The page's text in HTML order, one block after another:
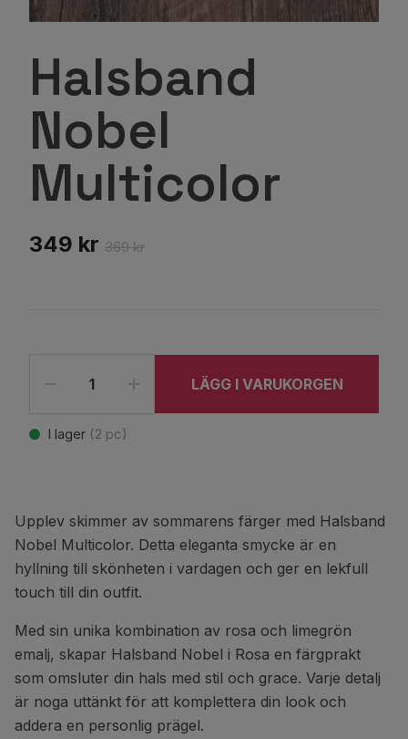
Halsband
Nobel
Multicolor
349 kr 369 kr
LÄGG I VARUKORGEN
I lager (2 pc)
Upplev skimmer av sommarens färger med Halsband
Nobel Multicolor. Detta eleganta smycke är en
hyllning till skönheten i vardagen och ger en lekfull
touch till din outfit.
Med sin unika kombination av rosa och limegrön
emalj, skapar Halsband Nobel i Rosa en färgprakt
som omsluter din hals med stil och grace. Varje detalj
är noga uttänkt för att komplettera din look och
addera en personlig prägel.